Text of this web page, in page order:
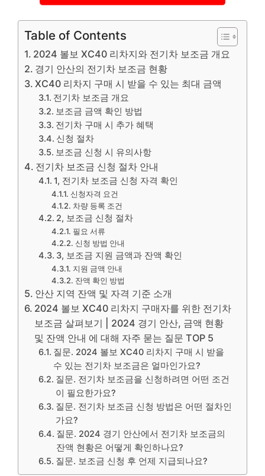
Table of Contents
2024 볼보 XC40 리차지와 전기차 보조금 개요
경기 안산의 전기차 보조금 현황
XC40 리차지 구매 시 받을 수 있는 최대 금액
전기차 보조금 개요
보조금 금액 확인 방법
전기차 구매 시 추가 혜택
신청 절차
보조금 신청 시 유의사항
전기차 보조금 신청 절차 안내
1, 전기차 보조금 신청 자격 확인
신청자격 요건
차량 등록 조건
2, 보조금 신청 절차
필요 서류
신청 방법 안내
3, 보조금 지원 금액과 잔액 확인
지원 금액 안내
잔액 확인 방법
안산 지역 잔액 및 자격 기준 소개
2024 볼보 XC40 리차지 구매자를 위한 전기차
보조금 살펴보기 | 2024 경기 안산, 금액 현황
및 잔액 안내 에 대해 자주 묻는 질문 TOP 5
질문. 2024 볼보 XC40 리차지 구매 시 받을
수 있는 전기차 보조금은 얼마인가요?
질문. 전기차 보조금을 신청하려면 어떤 조건
이 필요한가요?
질문. 전기차 보조금 신청 방법은 어떤 절차인
가요?
질문. 2024 경기 안산에서 전기차 보조금의
잔액 현황은 어떻게 확인하나요?
질문. 보조금 신청 후 언제 지급되나요?